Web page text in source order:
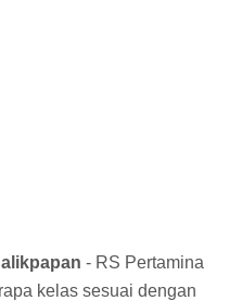
- RS Pertamina
kelas sesuai dengan